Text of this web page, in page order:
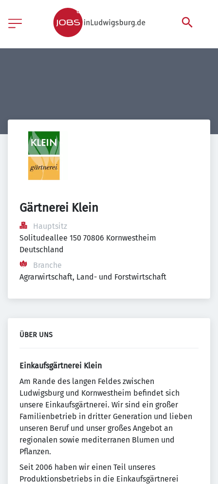
Gärtnerei Klein
Hauptsitz
Solitudeallee 150 70806 Kornwestheim
Deutschland
Branche
Agrarwirtschaft, Land- und Forstwirtschaft
ÜBER UNS
Einkaufsgärtnerei Klein
Am Rande des langen Feldes zwischen
Ludwigsburg und Kornwestheim befindet sich
unsere Einkaufsgärtnerei. Wir sind ein großer
Familienbetrieb in dritter Generation und lieben
unseren Beruf und unser großes Angebot an
regionalen sowie mediterranen Blumen und
Pflanzen.
Seit 2006 haben wir einen Teil unseres
Produktionsbetriebs in die Einkaufsgärtnerei